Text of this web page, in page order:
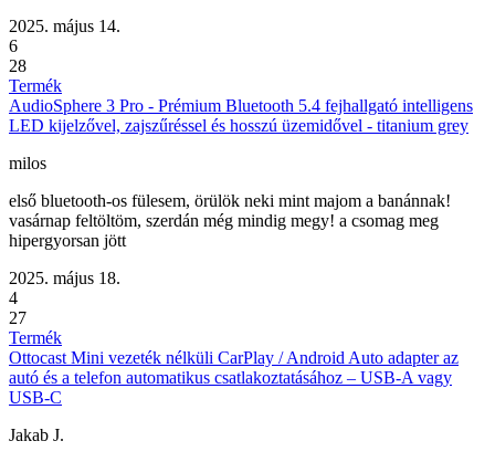
2025. május 14.
6
28
Termék
AudioSphere 3 Pro - Prémium Bluetooth 5.4 fejhallgató intelligens
LED kijelzővel, zajszűréssel és hosszú üzemidővel - titanium grey
milos
első bluetooth-os fülesem, örülök neki mint majom a banánnak!
vasárnap feltöltöm, szerdán még mindig megy! a csomag meg
hipergyorsan jött
2025. május 18.
4
27
Termék
Ottocast Mini vezeték nélküli CarPlay / Android Auto adapter az
autó és a telefon automatikus csatlakoztatásához – USB-A vagy
USB-C
Jakab J.